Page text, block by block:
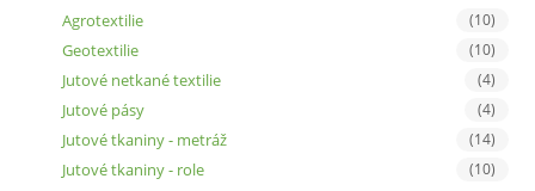
Agrotextilie (10)
Geotextilie (10)
Jutové netkané textilie (4)
Jutové pásy (4)
Jutové tkaniny - metráž (14)
Jutové tkaniny - role (10)